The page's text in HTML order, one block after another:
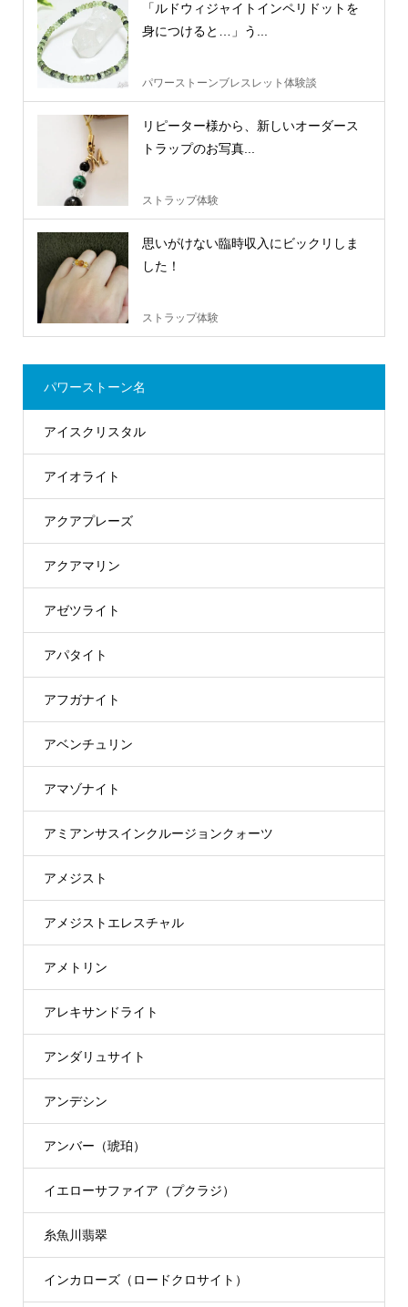
「ルドウィジャイトインペリドットを
身につけると…」う...
パワーストーンブレスレット体験談
リピーター様から、新しいオーダース
トラップのお写真...
ストラップ体験
思いがけない臨時収入にビックリしま
した！
ストラップ体験
パワーストーン名
アイスクリスタル
アイオライト
アクアプレーズ
アクアマリン
アゼツライト
アパタイト
アフガナイト
アベンチュリン
アマゾナイト
アミアンサスインクルージョンクォーツ
アメジスト
アメジストエレスチャル
アメトリン
アレキサンドライト
アンダリュサイト
アンデシン
アンバー（琥珀）
イエローサファイア（プクラジ）
糸魚川翡翠
インカローズ（ロードクロサイト）